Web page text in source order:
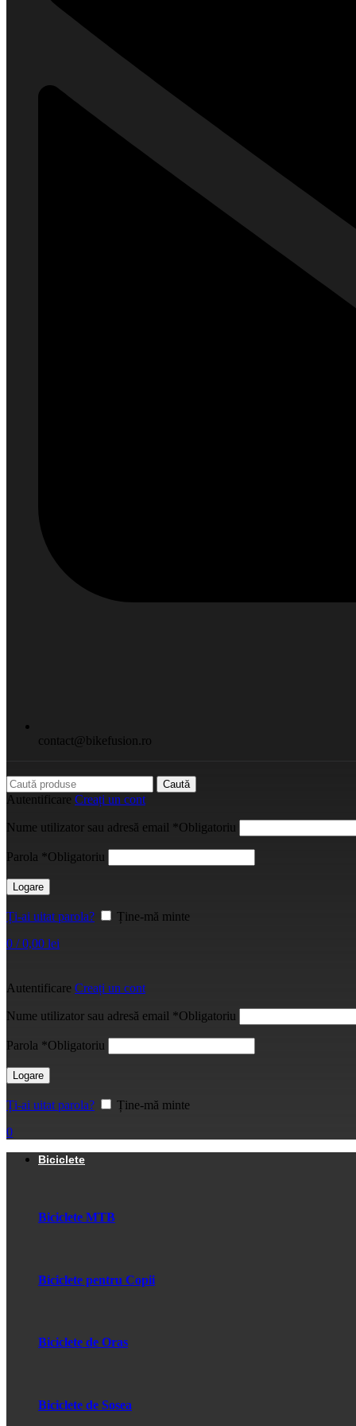
contact@bikefusion.ro
Caută
Autentificare Creați un cont
Nume utilizator sau adresă email *Obligatoriu
Parola *Obligatoriu
Logare
Ți-ai uitat parola?
Ține-mă minte
0 / 0,00 lei
Autentificare Creați un cont
Nume utilizator sau adresă email *Obligatoriu
Parola *Obligatoriu
Logare
Ți-ai uitat parola?
Ține-mă minte
0
Biciclete
Biciclete MTB
Biciclete pentru Copii
Biciclete de Oras
Biciclete de Sosea